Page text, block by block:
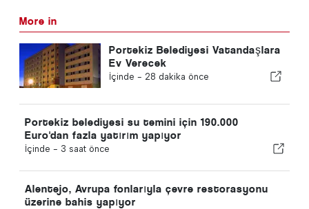
More in
Portekiz Belediyesi Vatandaşlara
Ev Verecek
İçinde - 28 dakika önce
Portekiz belediyesi su temini için 190.000
Euro'dan fazla yatırım yapıyor
İçinde - 3 saat önce
Alentejo, Avrupa fonlarıyla çevre restorasyonu
üzerine bahis yapıyor